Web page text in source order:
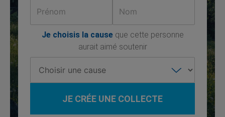
Je choisis la cause que cette personne
aurait aimé soutenir
JE CRÉE UNE COLLECTE